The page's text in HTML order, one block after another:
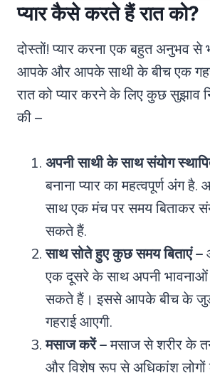
प्यार कैसे करते हैं रात को?
दोस्तों! प्यार करना एक बहुत अनुभव से
आपके और आपके साथी के बीच एक
रात को प्यार करने के लिए कुछ सुझाव
की –
अपनी साथी के साथ संयोग
बनाना प्यार का महत्वपूर्ण अंग
साथ एक मंच पर समय बिताकर
सकते हैं.
साथ सोते हुए कुछ समय बिताएं –
एक दूसरे के साथ अपनी
सकते हैं। इससे आपके बीच के
गहराई आएगी.
मसाज करें –मसाज से शरीर के
और विशेष रूप से अधिकांश लोगों